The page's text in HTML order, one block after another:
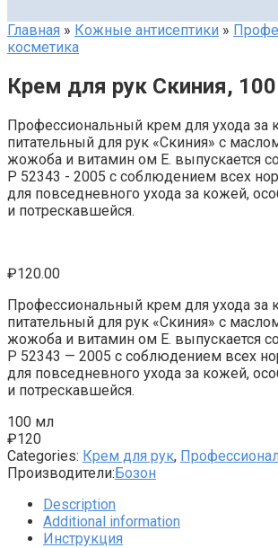
Главная » Кожные антисептики »
косметика
Крем для рук Скиния,
Профессиональный крем для ухода за
питательный для рук «Скиния» с
жожоба и витамин ом Е. выпускается
Р 52343 - 2005 с соблюдением всех
для повседневного ухода за кожей,
и потрескавшейся.
₽120.00
Профессиональный крем для ухода за
питательный для рук «Скиния» с
жожоба и витамин ом Е. выпускается
Р 52343 — 2005 с соблюдением всех
для повседневного ухода за кожей,
и потрескавшейся.
100 мл
₽120
Categories: Крем для рук,
Производители:Бозон
Description
Additional information
Инструкция